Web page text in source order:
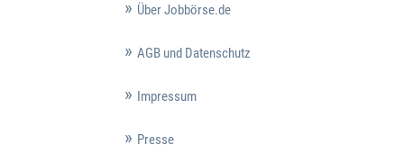
Über Jobbörse.de
AGB und Datenschutz
Impressum
Presse